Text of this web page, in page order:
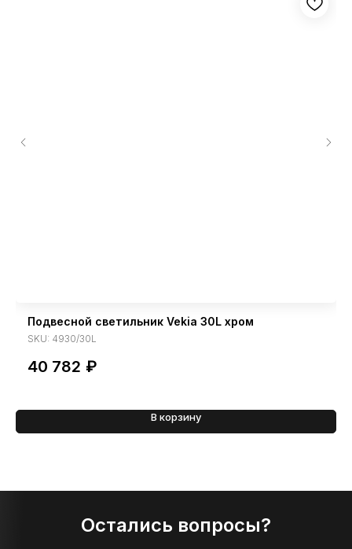
Подвесной светильник Vekia 30L хром
SKU: 4930/30L
40 782 ₽
В корзину
Остались вопросы?